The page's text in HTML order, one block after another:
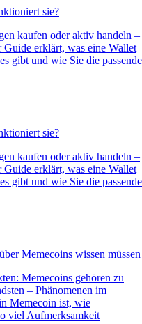
sie?
kaufen oder aktiv handeln –
erklärt, was eine Wallet
gibt und wie Sie die passende
sie?
kaufen oder aktiv handeln –
erklärt, was eine Wallet
gibt und wie Sie die passende
Memecoins wissen müssen
Memecoins gehören zu
– Phänomenen im
Memecoin ist, wie
viel Aufmerksamkeit